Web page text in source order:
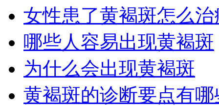
女性患了黄褐斑怎么治
哪些人容易出现黄褐斑
为什么会出现黄褐斑
黄褐斑的诊断要点有哪